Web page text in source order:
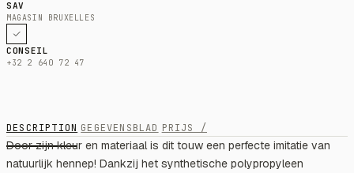
SAV
MAGASIN BRUXELLES
CONSEIL
+32 2 640 72 47
DESCRIPTION GEGEVENSBLAD PRIJS /
Door zijn kleur en materiaal is dit touw een perfecte imitatie van
natuurlijk hennep! Dankzij het synthetische polypropyleen